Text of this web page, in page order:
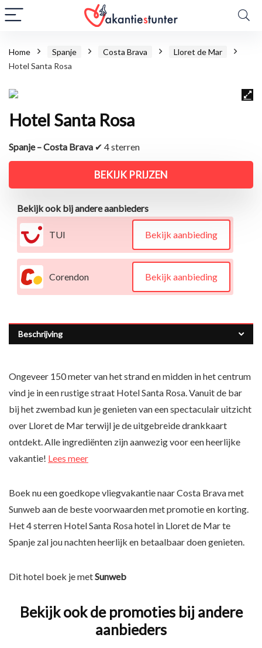
Home Spanje Costa Brava
Lloret de Mar
Hotel Santa Rosa
Hotel Santa Rosa
Spanje – Costa Brava ✔ 4 sterren
BEKIJK PRIJZEN
Bekijk ook bij andere aanbieders
TUI Bekijk aanbieding
Corendon Bekijk aanbieding
Beschrijving
Ongeveer 150 meter van het strand en midden in het centrum
vind je in een rustige straat Hotel Santa Rosa. Vanuit de bar
bij het zwembad kun je genieten van een spectaculair uitzicht
over Lloret de Mar terwijl je de uitgebreide drankkaart
ontdekt. Alle ingrediënten zijn aanwezig voor een heerlijke
vakantie! Lees meer
Boek nu een goedkope vliegvakantie naar Costa Brava met
Sunweb aan de beste voorwaarden met promotie en korting.
Het 4 sterren Hotel Santa Rosa hotel in Lloret de Mar te
Spanje zal jou nachten heerlijk en betaalbaar doen genieten.
Dit hotel boek je metSunweb
Bekijk ook de promoties bij andere
aanbieders